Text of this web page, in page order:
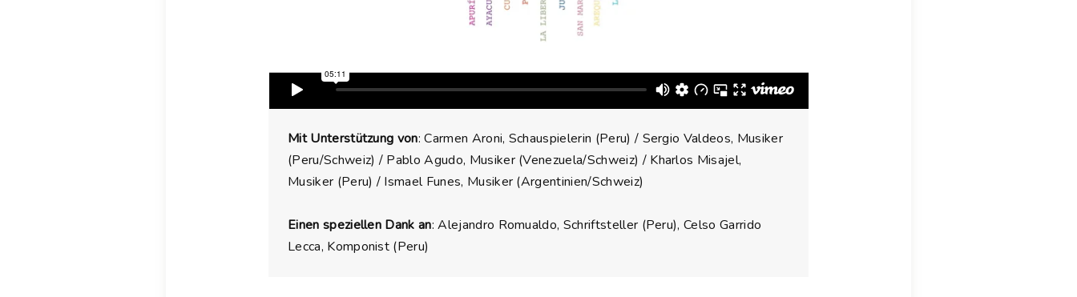
Mit Unterstützung von: Carmen Aroni, Schauspielerin (Peru) / Sergio Valdeos, Musiker
(Peru/Schweiz) / Pablo Agudo, Musiker (Venezuela/Schweiz) / Kharlos Misajel,
Musiker (Peru) / Ismael Funes, Musiker (Argentinien/Schweiz)
Einen speziellen Dank an: Alejandro Romualdo, Schriftsteller (Peru), Celso Garrido
Lecca, Komponist (Peru)